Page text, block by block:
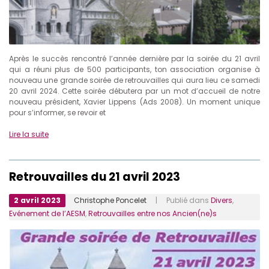
Après le succès rencontré l’année dernière par la soirée du 21 avril
qui a réuni plus de 500 participants, ton association organise à
nouveau une grande soirée de retrouvailles qui aura lieu ce samedi
20 avril 2024. Cette soirée débutera par un mot d’accueil de notre
nouveau président, Xavier Lippens (Ads 2008). Un moment unique
pour s’informer, se revoir et
Lire la suite
Retrouvailles du 21 avril 2023
2 avril 2023 Christophe Poncelet | Publié dans Divers,
Evénement de l’AESM,Retrouvailles entre nos Ancien(ne)s